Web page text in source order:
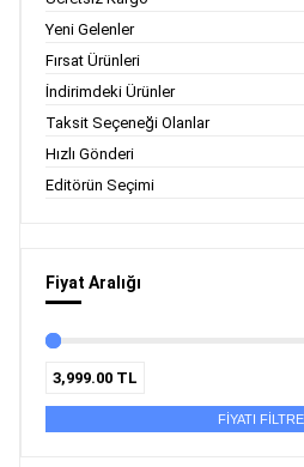
Yeni Gelenler
Fırsat Ürünleri
İndirimdeki Ürünler
Taksit Seçeneği Olanlar
Hızlı Gönderi
Editörün Seçimi
Fiyat Aralığı
3,999.00 TL
FİYATI